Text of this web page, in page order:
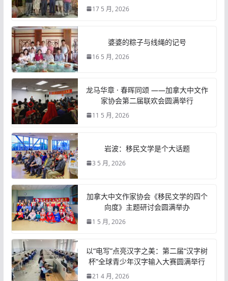
17 5 月, 2026
婆婆的粽子与线绳的记号
16 5 月, 2026
龙马华章 · 春晖同颂 ——加拿大中文作
家协会第二届联欢会圆满举行
11 5 月, 2026
岩波：移民文学是个大话题
3 5 月, 2026
加拿大中文作家协会《移民文学的四个
向度》主题研讨会圆满举办
1 5 月, 2026
以“电写”点亮汉字之美：第二届“汉字树
杯”全球青少年汉字输入大赛圆满举行
21 4 月, 2026